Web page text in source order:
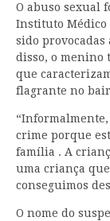
O abuso sexual
Instituto Médico
sido provocadas
disso, o menino
que
flagrante no
crime porque
família . A
uma criança
conseguimos
O nome do